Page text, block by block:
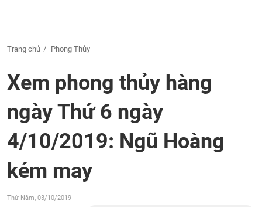
Trang chủ Phong Thủy
Xem phong thủy hàng
ngày Thứ 6 ngày
4/10/2019: Ngũ Hoàng
kém may
Thứ Năm, 03/10/2019